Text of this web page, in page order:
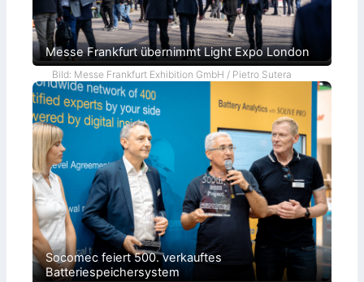
Messe Frankfurt übernimmt Light Expo London
Bild: Messe Frankfurt Exhibition GmbH / Pietro Sutera
Socomec feiert 500. verkauftes
Batteriespeichersystem